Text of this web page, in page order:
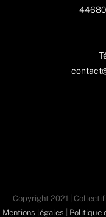
44680
Copyright 2021 | Collectif
Mentions légales
Politique